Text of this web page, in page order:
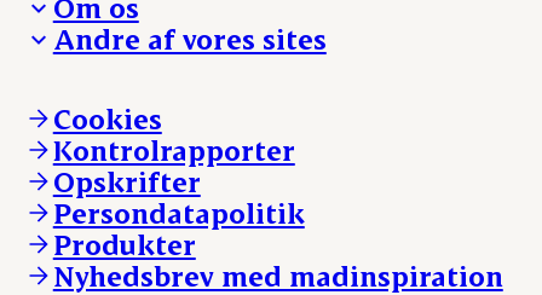
Reklamationer
Whistleblower
Øvrige henvendelser
Hverdagen
Ansvarlighed og nøgletal
Arbejd med os
Ledige stillinger
Hvem er vi
Vores resultater
Vores lokationer
Kontakt
Andre af vores sites
Andelsejere - kreatur
Danishcrownprofessional.com
DAT-Schaub.com
ESS-FOOD.com
Fonden Dansk Gastronomi
KLS.se
nordicspoor.com
Scanhide.dk
Cookies
Kontrolrapporter
Opskrifter
Persondatapolitik
Produkter
Nyhedsbrev med madinspiration